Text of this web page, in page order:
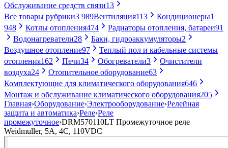
Обслуживание средств связи13
Все товары рубрики3 989Вентиляция113 Кондиционеры1
948
Котлы отопления474 Радиаторы отопления, батареи91
Водонагреватели28 Баки, гидроаккумуляторы2
Воздушное отопление97
Теплый пол и кабельные системы
отопления162 Печи34 Обогреватели3
Очистители
воздуха24 Отопительное оборудование63
Комплектующие для климатического оборудования646
Монтаж и обслуживание климатического оборудования205
Главная›Оборудование›Электрооборудование›Релейная
защита и автоматика›Реле›Реле
промежуточное›DRM570110LT Промежуточное реле
Weidmuller, 5А, 4С, 110VDC